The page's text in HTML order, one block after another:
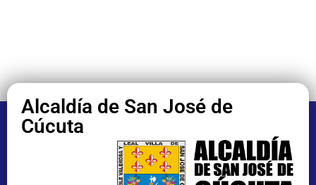
Alcaldía de San José de
Cúcuta